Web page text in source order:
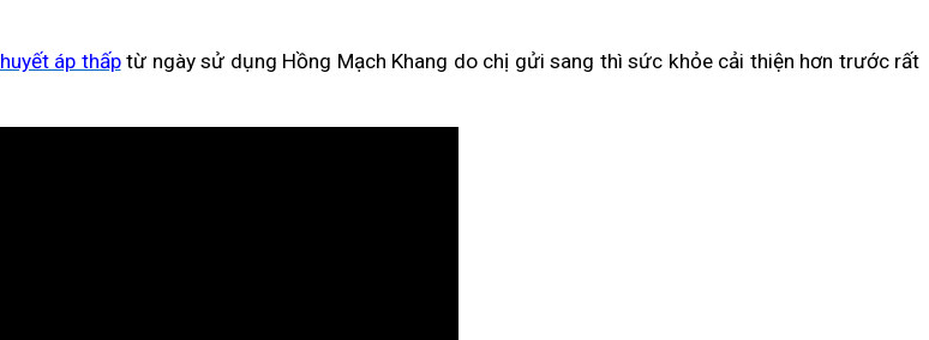
huyết áp thấptừ ngày sử dụng Hồng Mạch Khang do chị gửi sang thì sức khỏe cải thiện hơn trước rất